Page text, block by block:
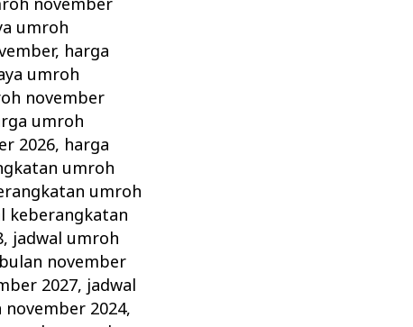
november
umroh
, harga
umroh
november
umroh
2026, harga
umroh
umroh
keberangkatan
, jadwal umroh
november
2027, jadwal
2024,